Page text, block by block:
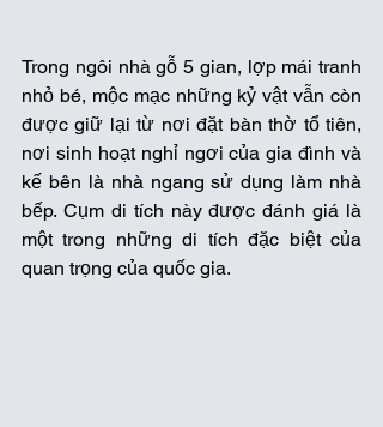
Trong ngôi nhà gỗ 5 gian, lợp mái tranh
nhỏ bé, mộc mạc những kỷ vật vẫn còn
được giữ lại từ nơi đặt bàn thờ tổ tiên,
nơi sinh hoạt nghỉ ngơi của gia đình và
kế bên là nhà ngang sử dụng làm nhà
bếp. Cụm di tích này được đánh giá là
một trong những di tích đặc biệt của
quan trọng của quốc gia.